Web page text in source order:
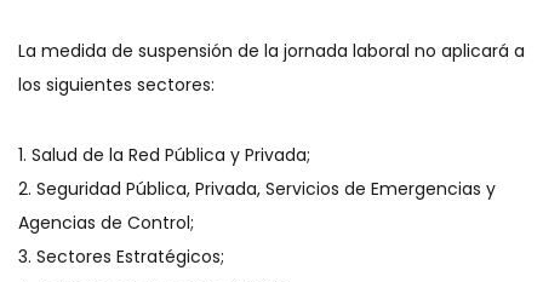
La medida de suspensión de la jornada laboral no aplicará a
los siguientes sectores:
1. Salud de la Red Pública y Privada;
2. Seguridad Pública, Privada, Servicios de Emergencias y
Agencias de Control;
3. Sectores Estratégicos;